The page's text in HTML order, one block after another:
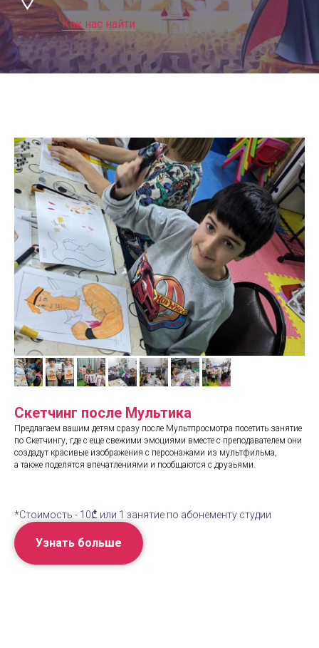
Как нас найти
Скетчинг после Мультика
Предлагаем вашим детям сразу после Мультпросмотра посетить занятие
по Скетчингу, где с еще свежими эмоциями вместе с преподавателем они
создадут красивые изображения с персонажами из мультфильма,
а также поделятся впечатлениями и пообщаются с друзьями.
*Стоимость - 10₾ или 1 занятие по абонементу студии
Узнать больше